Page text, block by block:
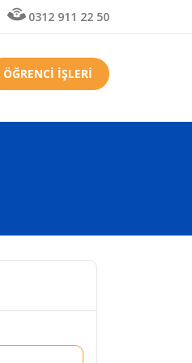
0312 911 22 50
ÖĞRENCİ İŞLERİ